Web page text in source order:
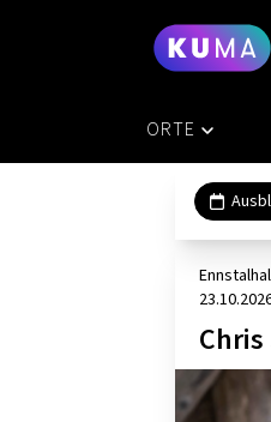
ORTE
ERZBERG
GRAZ